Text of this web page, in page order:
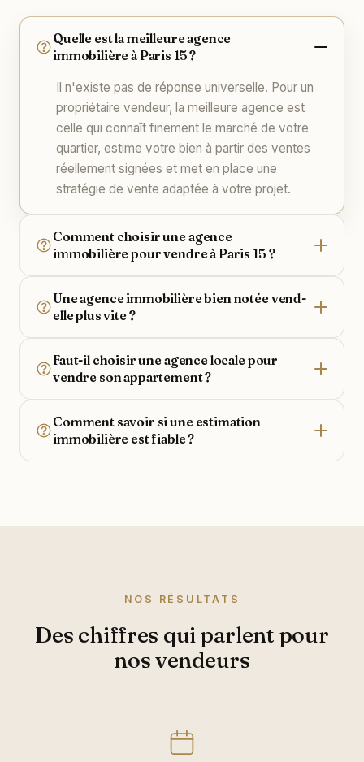
Quelle est la meilleure agence
immobilière à Paris 15 ?
Il n'existe pas de réponse universelle. Pour un
propriétaire vendeur, la meilleure agence est
celle qui connaît finement le marché de votre
quartier, estime votre bien à partir des ventes
réellement signées et met en place une
stratégie de vente adaptée à votre projet.
Comment choisir une agence
immobilière pour vendre à Paris 15 ?
Une agence immobilière bien notée vend-
elle plus vite ?
Faut-il choisir une agence locale pour
vendre son appartement ?
Comment savoir si une estimation
immobilière est fiable ?
NOS RÉSULTATS
Des chiffres qui parlent pour
nos vendeurs